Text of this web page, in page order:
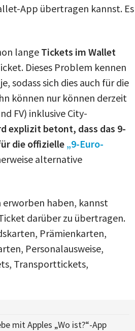
App übertragen kannst. Es
lange Tickets im Wallet
Dieses Problem kennen
sodass sich dies auch für die
können nur können derzeit
FV) inklusive City-
explizit betont, dass das 9-
die offizielle „9-Euro-
alternative
haben, kannst
darüber zu übertragen.
Prämienkarten,
Personalausweise,
Transporttickets,
mit Apples „Wo ist?“-App